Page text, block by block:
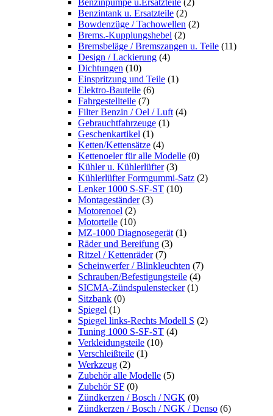
Benzinpumpe u.Ersatzteile (2)
Benzintank u. Ersatzteile (2)
Bowdenzüge / Tachowellen (2)
Brems.-Kupplungshebel (2)
Bremsbeläge / Bremszangen u. Teile (11)
Design / Lackierung (4)
Dichtungen (10)
Einspritzung und Teile (1)
Elektro-Bauteile (6)
Fahrgestellteile (7)
Filter Benzin / Oel / Luft (4)
Gebrauchtfahrzeuge (1)
Geschenkartikel (1)
Ketten/Kettensätze (4)
Kettenoeler für alle Modelle (0)
Kühler u. Kühlerlüfter (3)
Kühlerlüfter Formgummi-Satz (2)
Lenker 1000 S-SF-ST (10)
Montageständer (3)
Motorenoel (2)
Motorteile (10)
MZ-1000 Diagnosegerät (1)
Räder und Bereifung (3)
Ritzel / Kettenräder (7)
Scheinwerfer / Blinkleuchten (7)
Schrauben/Befestigungsteile (4)
SICMA-Zündspulenstecker (1)
Sitzbank (0)
Spiegel (1)
Spiegel links-Rechts Modell S (2)
Tuning 1000 S-SF-ST (4)
Verkleidungsteile (10)
Verschleißteile (1)
Werkzeug (2)
Zubehör alle Modelle (5)
Zubehör SF (0)
Zündkerzen / Bosch / NGK (0)
Zündkerzen / Bosch / NGK / Denso (6)